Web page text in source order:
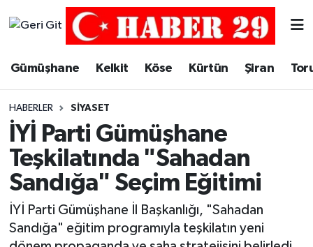
Gümüşhane Kelkit Köse Kürtün Şiran
HABERLER SIYASET
İYİ Parti Gümüşhane
Teşkilatında "Sahadan
Sandığa" Seçim Eğitimi
İYİ Parti Gümüşhane İl Başkanlığı, "Sahadan
Sandığa" eğitim programıyla teşkilatın yeni
Merkez Trafik Yoğunluk Haritası
Süper Lig Puan Durumu ve Fikstür
Tüm Manşetler
Son Dakika Haberleri
Haber Arşivi